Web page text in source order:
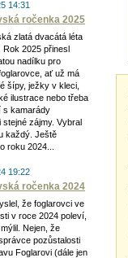
14:31
ročenka 2025
zlatá dvacátá léta
Rok 2025 přinesl
nadílku pro
ať už má
šípy, ježky v kleci,
ilustrace nebo třeba
s kamarády
stejné zájmy. Vybral
každý. Ještě
roku 2024...
19:22
ročenka 2024
že foglarovci ve
v roce 2024 poleví,
Nejen, že
pozůstalosti
Foglarovi (dále jen